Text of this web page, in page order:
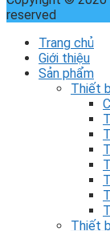
reserved
Trang chủ
Giới thiệu
Sản phẩm
Thiết
Thiết